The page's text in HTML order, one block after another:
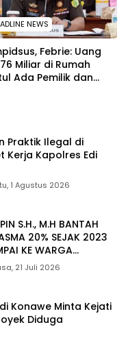
NEWS
Febrie: Uang
Miliar di Rumah
Ada Pemilik dan
Praktik Ilegal di
Kerja Kapolres Edi
1 Agustus 2026
S.H., M.H BANTAH
20% SEJAK 2023
KE WARGA
21 Juli 2026
Konawe Minta Kejati
Diduga